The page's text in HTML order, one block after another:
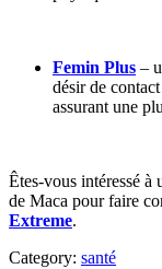
Femin Plus –
désir de
assurant une
Êtes-vous intéressé à
de Maca pour faire
Extreme.
Category: santé